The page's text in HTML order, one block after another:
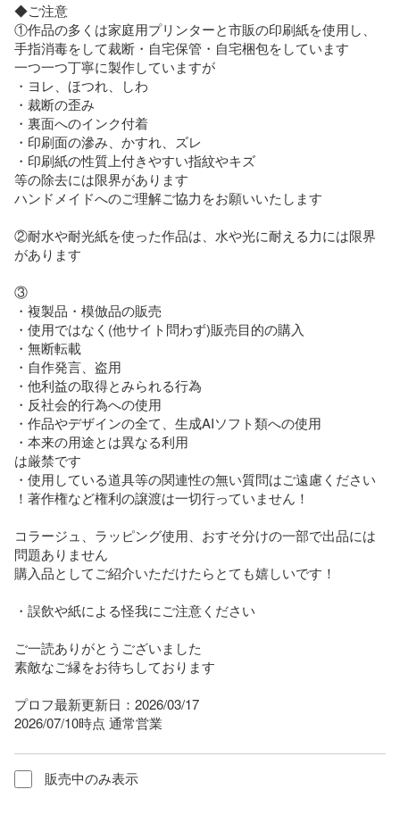
◆ご注意
①作品の多くは家庭用プリンターと市販の印刷紙を使用し、
手指消毒をして裁断・自宅保管・自宅梱包をしています
一つ一つ丁寧に製作していますが
・ヨレ、ほつれ、しわ
・裁断の歪み
・裏面へのインク付着
・印刷面の滲み、かすれ、ズレ
・印刷紙の性質上付きやすい指紋やキズ
等の除去には限界があります
ハンドメイドへのご理解ご協力をお願いいたします
②耐水や耐光紙を使った作品は、水や光に耐える力には限界
があります
③
・複製品・模倣品の販売
・使用ではなく(他サイト問わず)販売目的の購入
・無断転載
・自作発言、盗用
・他利益の取得とみられる行為
・反社会的行為への使用
・作品やデザインの全て、生成AIソフト類への使用
・本来の用途とは異なる利用
は厳禁です
・使用している道具等の関連性の無い質問はご遠慮ください
！著作権など権利の譲渡は一切行っていません！
コラージュ、ラッピング使用、おすそ分けの一部で出品には
問題ありません
購入品としてご紹介いただけたらとても嬉しいです！
・誤飲や紙による怪我にご注意ください
ご一読ありがとうございました
素敵なご縁をお待ちしております
プロフ最新更新日：2026/03/17
2026/07/10時点 通常営業
販売中のみ表示